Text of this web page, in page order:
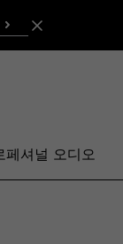
페셔널 오디오